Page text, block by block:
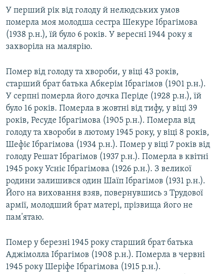
У перший рік від голоду й нелюдських умов
померла моя молодша сестра Шекуре Ібрагімова
(1938 р.н.), їй було 6 років. У вересні 1944 року я
захворіла на малярію.
Помер від голоду та хвороби, у віці 43 років,
старший брат батька Абкерім Ібрагімов (1901 р.н.).
У серпні померла його дочка Періде (1928 р.н.), їй
було 16 років. Померла в жовтні від тифу, у віці 39
років, Ресуде Ібрагімова (1905 р.н.). Померла від
голоду та хвороби в лютому 1945 року, у віці 8 років,
Шефіє Ібрагімова (1934 р.н.). Помер у віці 7 років від
голоду Решат Ібрагімов (1937 р.н.). Померла в квітні
1945 року Усніє Ібрагімова (1926 р.н.). З великої
родини залишився один Шаїп Ібрагімов (1931 р.н.).
Його на виховання взяв, повернувшись з Трудової
армії, молодший брат матері, прізвища його не
пам'ятаю.
Помер у березні 1945 року старший брат батька
Аджімолла Ібрагімов (1908 р.н.). Померла в червні
1945 року Шеріфе Ібрагімова (1915 р.н.).